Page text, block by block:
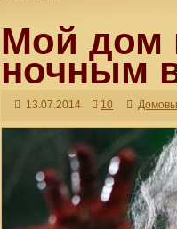
Мой дом
ночным
13.07.2014 10